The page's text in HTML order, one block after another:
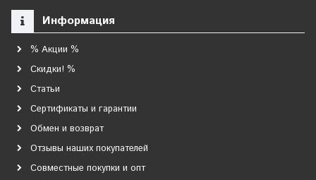
Информация
% Акции %
Скидки! %
Статьи
Сертификаты и гарантии
Обмен и возврат
Отзывы наших покупателей
Совместные покупки и опт